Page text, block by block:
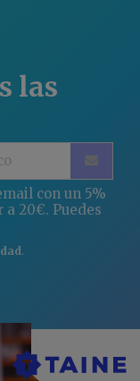
las
con un 5%
20€. Puedes
.